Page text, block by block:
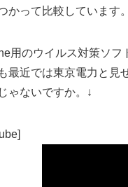
かって比較しています。
用のウイルス対策ソフ
最近では東京電力と見
ゃないですか。↓